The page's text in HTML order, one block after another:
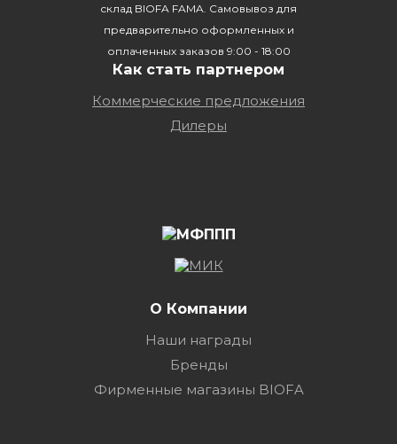
склад BIOFA FAMA. Самовывоз для
предварительно оформленных и
оплаченных заказов 9:00 - 18:00
Как стать партнером
Коммерческие предложения
Дилеры
О Компании
Наши награды
Бренды
Фирменные магазины BIOFA